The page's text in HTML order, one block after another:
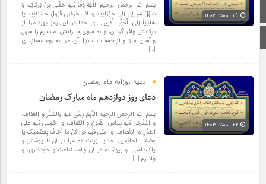
صفحه اصلی
بسم الله الرحمن الرحیم اللَّهُمَّ وَفِّرْ فِیهِ حَظِّی مِنْ بَرَکَاتِهِ، وَ
سَهِّلْ سَبِیلِی إِلَی خَیْرَاتِهِ، وَ لاَ تَحْرِمْنِی قَبُولَ حَسَنَاتِهِ، یَا
هَادِیاً إِلَی الْحَقِّ الْمُبِین. ای خدا در این روز بهره مرا از
برکاتش وافر گردان، و به سوی خیراتش، مسیرم را سهل
و آسان ساز، و از حسنات مقبول آن، مرا محروم مساز، ای
[…]
ادعیه روزانه ماه رمضان
دعای روز دوازدهم ماه مبارک رمضان
بسم الله الرحمن الرحیم اللّهمّ زَینّی فیهِ بالسّتْرِ و العَفافِ،
و اسْتُرنی فیهِ بِلباسِ القُنوعِ و الکَفافِ، و احْمِلنی فیهِ علی
العَدْلِ و الإنْصافِ، و امِنّی فیهِ من کلِّ ما أخافُ بِعِصْمَتِکَ یا
عِصْمَهَ الخائِفین. خدایا زینت ده مرا در آن با پوشش و
پاک‌دامنی، و بپوشانم در آن جامه قناعت و خودداری، و
وادارم […]